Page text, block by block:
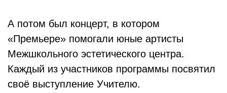
А потом был концерт, в котором
«Премьере» помогали юные артисты
Межшкольного эстетического центра.
Каждый из участников программы посвятил
своё выступление Учителю.